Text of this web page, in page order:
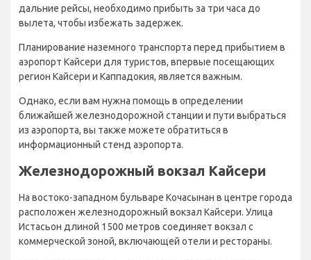
дальние рейсы, необходимо прибыть за три часа до
вылета, чтобы избежать задержек.
Планирование наземного транспорта перед прибытием в
аэропорт Кайсери для туристов, впервые посещающих
регион Кайсери и Каппадокия, является важным.
Однако, если вам нужна помощь в определении
ближайшей железнодорожной станции и пути выбраться
из аэропорта, вы также можете обратиться в
информационный стенд аэропорта.
Железнодорожный вокзал Кайсери
На востоко-западном бульваре Кочасынан в центре города
расположен железнодорожный вокзал Кайсери. Улица
Истасьон длиной 1500 метров соединяет вокзал с
коммерческой зоной, включающей отели и рестораны.